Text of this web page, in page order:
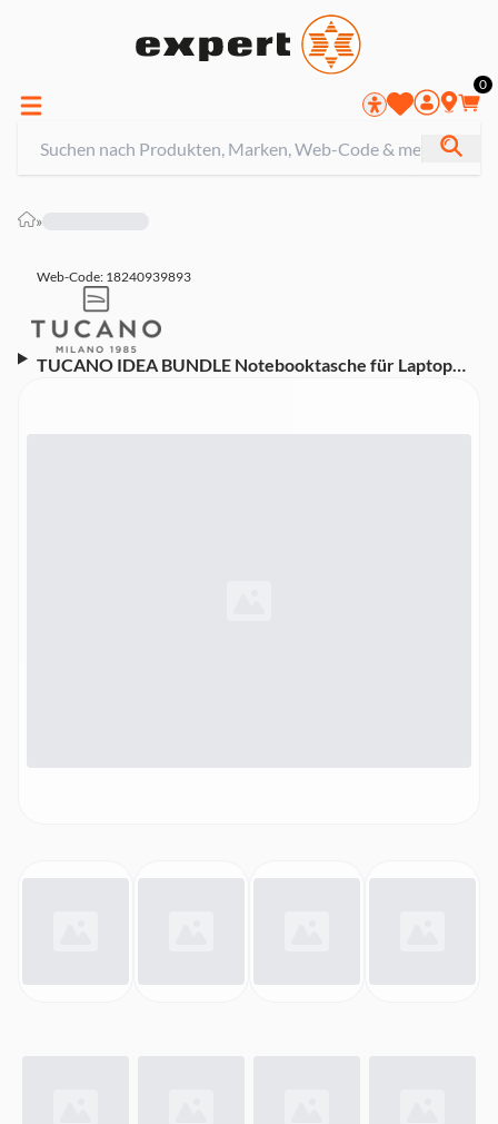
0
»
Web-Code: 18240939893
TUCANO IDEA BUNDLE Notebooktasche für Laptop